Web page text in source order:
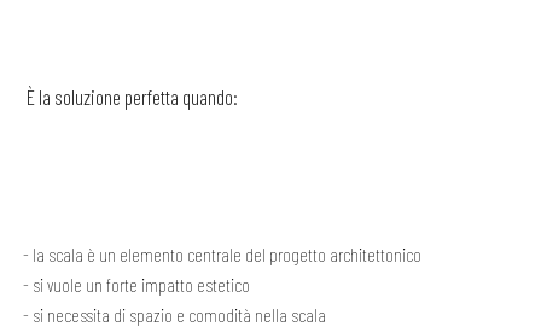
È la soluzione perfetta quando:
la scala è un elemento centrale del progetto architettonico
si vuole un forte impatto estetico
si necessita di spazio e comodità nella scala